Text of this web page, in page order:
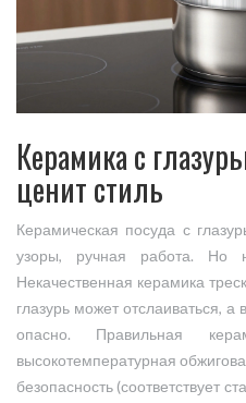
Керамика с
ценит стиль
Керамическая посуда с
узоры, ручная работа. Но
Некачественная керамика
глазурь может отслаиваться, а
опасно. Правильная
высокотемпературная
безопасность (соответствует